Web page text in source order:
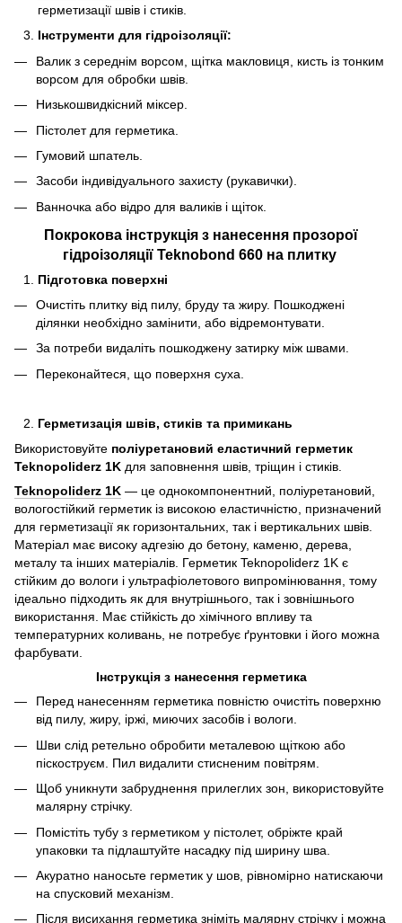
герметизації швів і стиків.
Інструменти для гідроізоляції:
Валик з середнім ворсом, щітка макловиця, кисть із тонким
ворсом для обробки швів.
Низькошвидкісний міксер.
Пістолет для герметика.
Гумовий шпатель.
Засоби індивідуального захисту (рукавички).
Ванночка або відро для валиків і щіток.
Покрокова інструкція з нанесення прозорої
гідроізоляції Teknobond 660 на плитку
Підготовка поверхні
Очистіть плитку від пилу, бруду та жиру. Пошкоджені
ділянки необхідно замінити, або відремонтувати.
За потреби видаліть пошкоджену затирку між швами.
Переконайтеся, що поверхня суха.
Герметизація швів, стиків та примикань
Використовуйте поліуретановий еластичний герметик
Teknopoliderz 1K для заповнення швів, тріщин і стиків.
Teknopoliderz 1K — це однокомпонентний, поліуретановий,
вологостійкий герметик із високою еластичністю, призначений
для герметизації як горизонтальних, так і вертикальних швів.
Матеріал має високу адгезію до бетону, каменю, дерева,
металу та інших матеріалів. Герметик Teknopoliderz 1K є
стійким до вологи і ультрафіолетового випромінювання, тому
ідеально підходить як для внутрішнього, так і зовнішнього
використання. Має стійкість до хімічного впливу та
температурних коливань, не потребує ґрунтовки і його можна
фарбувати.
Інструкція з нанесення герметика
Перед нанесенням герметика повністю очистіть поверхню
від пилу, жиру, іржі, миючих засобів і вологи.
Шви слід ретельно обробити металевою щіткою або
піскоструєм. Пил видалити стисненим повітрям.
Щоб уникнути забруднення прилеглих зон, використовуйте
малярну стрічку.
Помістіть тубу з герметиком у пістолет, обріжте край
упаковки та підлаштуйте насадку під ширину шва.
Акуратно наносьте герметик у шов, рівномірно натискаючи
на спусковий механізм.
Після висихання герметика зніміть малярну стрічку і можна